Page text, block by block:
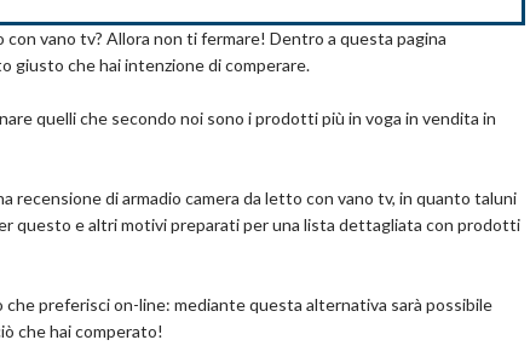
su Amazon.it
che si adatta perfettamente alla maggior parte dei decori
l'uso in un soggiorno, cucina, ufficio.
di decorazione.
X Profondità).
vano tv? Allora non ti fermare! Dentro a questa pagina
giusto che hai intenzione di comperare.
quelli che secondo noi sono i prodotti più in voga in vendita in
recensione di armadio camera da letto con vano tv, in quanto taluni
questo e altri motivi preparati per una lista dettagliata con prodotti
preferisci on-line: mediante questa alternativa sarà possibile
che hai comperato!